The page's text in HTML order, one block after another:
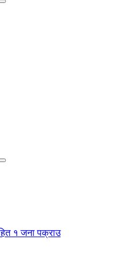
१ जना पक्राउ